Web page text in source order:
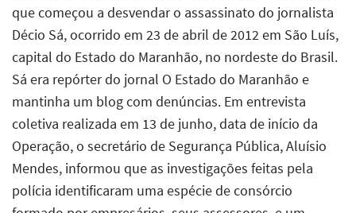
que começou a desvendar o assassinato do jornalista
Décio Sá, ocorrido em 23 de abril de 2012 em São Luís,
capital do Estado do Maranhão, no nordeste do Brasil.
Sá era repórter do jornal O Estado do Maranhão e
mantinha um blog com denúncias. Em entrevista
coletiva realizada em 13 de junho, data de início da
Operação, o secretário de Segurança Pública, Aluísio
Mendes, informou que as investigações feitas pela
polícia identificaram uma espécie de consórcio